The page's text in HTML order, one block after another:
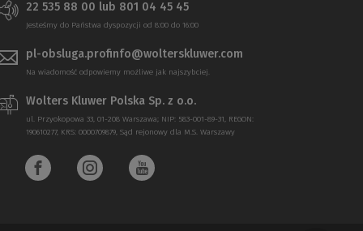
22 535 88 00 lub 801 04 45 45
Jesteśmy do Państwa dyspozycji od 8:00 do 16:00
pl-obsluga.profinfo@wolterskluwer.com
Na wiadomość odpowiemy możliwe jak najszybciej.
Wolters Kluwer Polska Sp. z o.o.
ul. Przyokopowa 33, 01-208 Warszawa; NIP: 583-001-89-31, REGON:
190610277, KRS: 0000709879, Sąd rejonowy dla M.S. Warszawy